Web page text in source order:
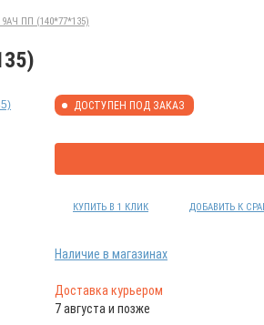
ПП (140*77*135)
ДОСТУПЕН ПОД ЗАКАЗ
КУПИТЬ В 1 КЛИК ДОБАВИТЬ К
Наличие в магазинах
Доставка курьером
7 августа и позже